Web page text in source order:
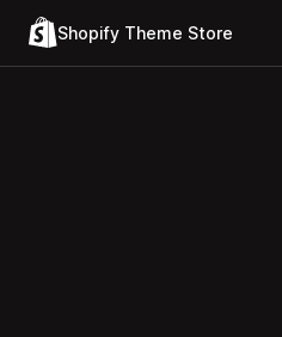
Shopify Theme Store